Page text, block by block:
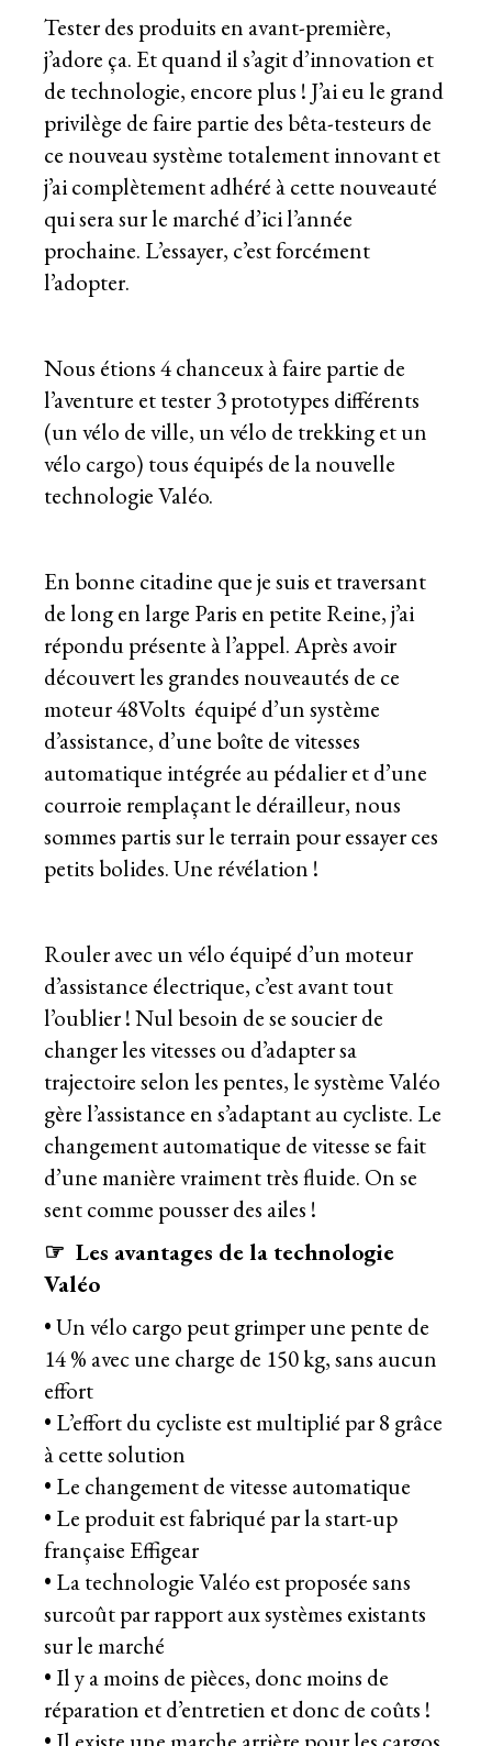
Tester des produits en avant-première,
j’adore ça. Et quand il s’agit d’innovation et
de technologie, encore plus ! J’ai eu le grand
privilège de faire partie des bêta-testeurs de
ce nouveau système totalement innovant et
j’ai complètement adhéré à cette nouveauté
qui sera sur le marché d’ici l’année
prochaine. L’essayer, c’est forcément
l’adopter.
Nous étions 4 chanceux à faire partie de
l’aventure et tester 3 prototypes différents
(un vélo de ville, un vélo de trekking et un
vélo cargo) tous équipés de la nouvelle
technologie Valéo.
En bonne citadine que je suis et traversant
de long en large Paris en petite Reine, j’ai
répondu présente à l’appel. Après avoir
découvert les grandes nouveautés de ce
moteur 48Volts équipé d’un système
d’assistance, d’une boîte de vitesses
automatique intégrée au pédalier et d’une
courroie remplaçant le dérailleur, nous
sommes partis sur le terrain pour essayer ces
petits bolides. Une révélation !
Rouler avec un vélo équipé d’un moteur
d’assistance électrique, c’est avant tout
l’oublier ! Nul besoin de se soucier de
changer les vitesses ou d’adapter sa
trajectoire selon les pentes, le système Valéo
gère l’assistance en s’adaptant au cycliste. Le
changement automatique de vitesse se fait
d’une manière vraiment très fluide. On se
sent comme pousser des ailes !
☞ Les avantages de la technologie
Valéo
• Un vélo cargo peut grimper une pente de
14 % avec une charge de 150 kg, sans aucun
effort
• L’effort du cycliste est multiplié par 8 grâce
à cette solution
• Le changement de vitesse automatique
• Le produit est fabriqué par la start-up
française Effigear
• La technologie Valéo est proposée sans
surcoût par rapport aux systèmes existants
sur le marché
• Il y a moins de pièces, donc moins de
réparation et d’entretien et donc de coûts !